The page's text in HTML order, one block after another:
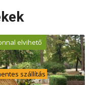
elvihető
szállítás